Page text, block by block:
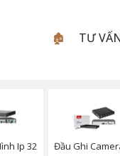
🏚 TƯ
Ip 32
Đầu Ghi